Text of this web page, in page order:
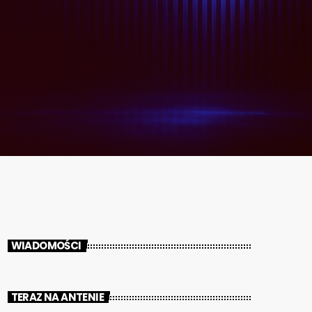
WIADOMOŚCI
TERAZ NA ANTENIE